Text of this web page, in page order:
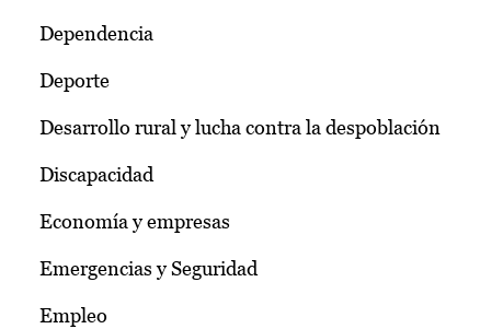
Dependencia
Deporte
Desarrollo rural y lucha contra la despoblación
Discapacidad
Economía y empresas
Emergencias y Seguridad
Empleo